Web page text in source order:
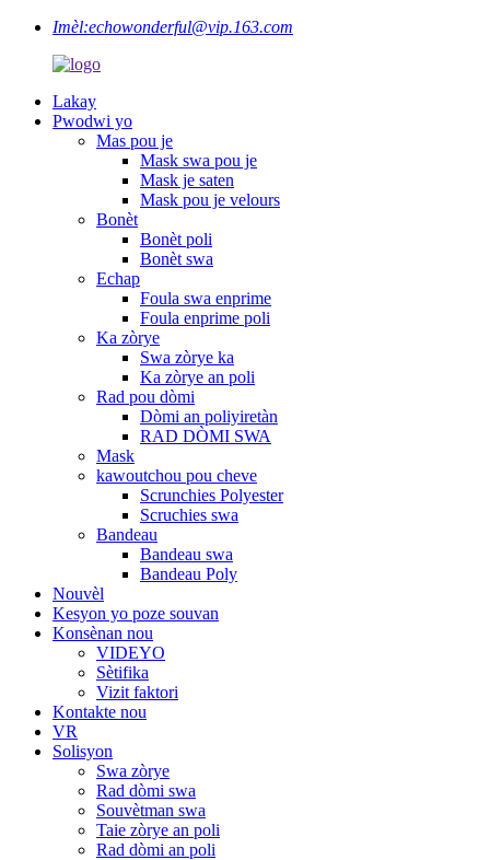
Imèl:echowonderful@vip.163.com
Lakay
Pwodwi yo
Mas pou je
Mask swa pou je
Mask je saten
Mask pou je velours
Bonèt
Bonèt poli
Bonèt swa
Echap
Foula swa enprime
Foula enprime poli
Ka zòrye
Swa zòrye ka
Ka zòrye an poli
Rad pou dòmi
Dòmi an poliyiretàn
RAD DÒMI SWA
Mask
kawoutchou pou cheve
Scrunchies Polyester
Scruchies swa
Bandeau
Bandeau swa
Bandeau Poly
Nouvèl
Kesyon yo poze souvan
Konsènan nou
VIDEYO
Sètifika
Vizit faktori
Kontakte nou
VR
Solisyon
Swa zòrye
Rad dòmi swa
Souvètman swa
Taie zòrye an poli
Rad dòmi an poli